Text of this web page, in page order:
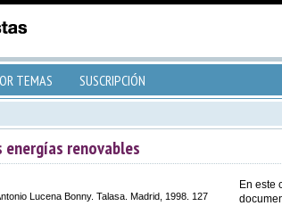
TEMAS SUSCRIPCIÓN
renovables
Lucena Bonny. Talasa. Madrid, 1998. 127
En este